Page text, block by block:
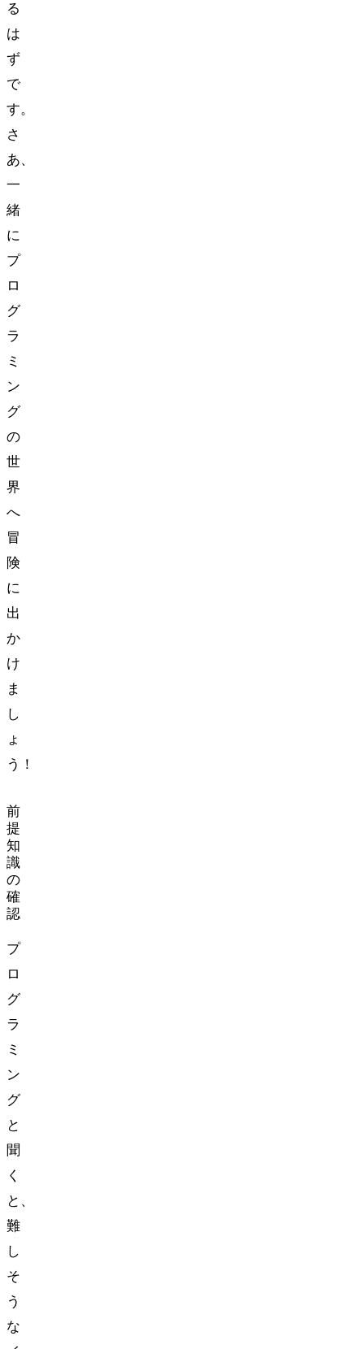
る
は
ず
で
す。
さ
あ、
一
緒
に
プ
ロ
グ
ラ
ミ
ン
グ
の
世
界
へ
冒
険
に
出
か
け
ま
し
ょ
う！
前
提
知
識
の
確
認
プ
ロ
グ
ラ
ミ
ン
グ
と
聞
く
と、
難
し
そ
う
な